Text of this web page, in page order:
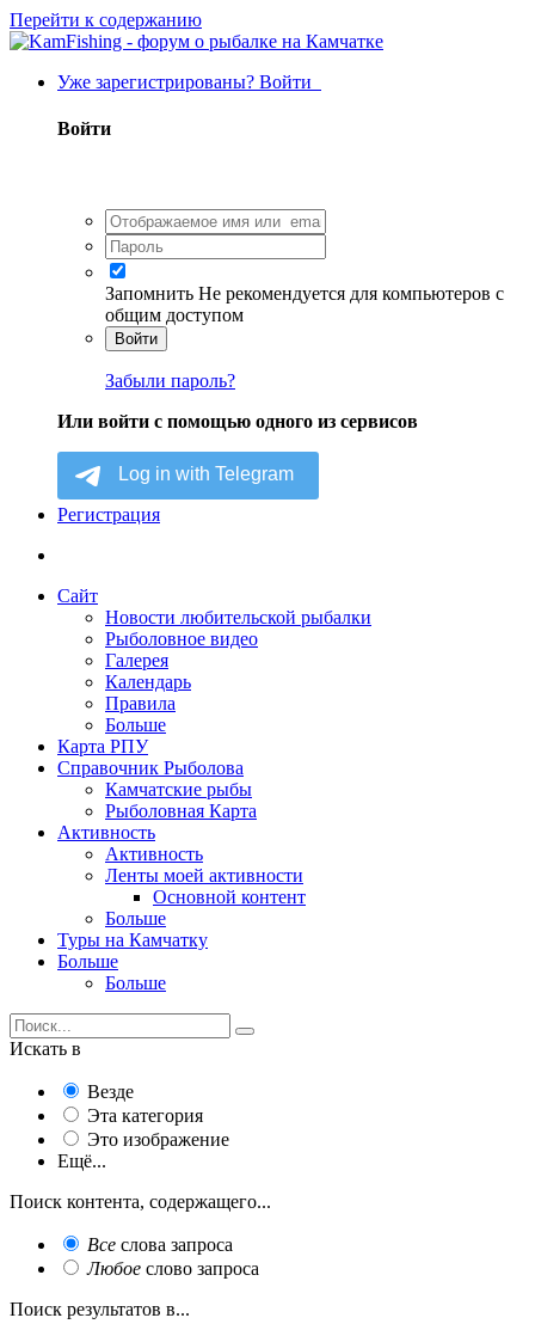
Перейти к содержанию
Уже зарегистрированы? Войти
Войти
Запомнить Не рекомендуется для компьютеров с
общим доступом
Войти
Забыли пароль?
Или войти с помощью одного из сервисов
Регистрация
Сайт
Новости любительской рыбалки
Рыболовное видео
Галерея
Календарь
Правила
Больше
Карта РПУ
Справочник Рыболова
Камчатские рыбы
Рыболовная Карта
Активность
Активность
Ленты моей активности
Основной контент
Больше
Туры на Камчатку
Больше
Больше
Искать в
Везде
Эта категория
Это изображение
Ещё...
Поиск контента, содержащего...
Все слова запроса
Любое слово запроса
Поиск результатов в...